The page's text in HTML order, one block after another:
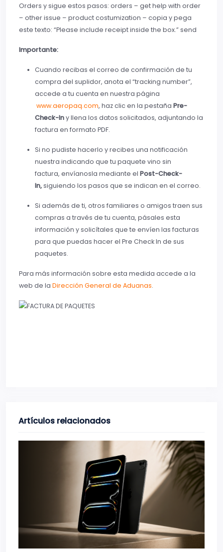
Orders y sigue estos pasos: orders – get help with order
– other issue – product costumization – copia y pega
este texto: “Please include receipt inside the box.” send
Importante:
Cuando recibas el correo de confirmación de tu
compra del suplidor, anota el “tracking number”,
accede a tu cuenta en nuestra página
www.aeropaq.com, haz clic en la pestaña Pre-
Check-Iny llena los datos solicitados, adjuntando la
factura en formato PDF.
Si no pudiste hacerlo y recibes una notificación
nuestra indicando que tu paquete vino sin
factura, envíanosla mediante el Post-Check-
In,siguiendo los pasos que se indican en el correo.
Si además de ti, otros familiares o amigos traen sus
compras a través de tu cuenta, pásales esta
información y solicítales que te envíen las facturas
para que puedas hacer el Pre Check In de sus
paquetes.
Para más información sobre esta medida accede a la
web de la Dirección General de Aduanas.
Artículos relacionados